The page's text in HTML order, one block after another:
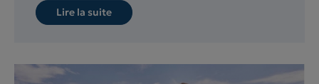
Lire la suite